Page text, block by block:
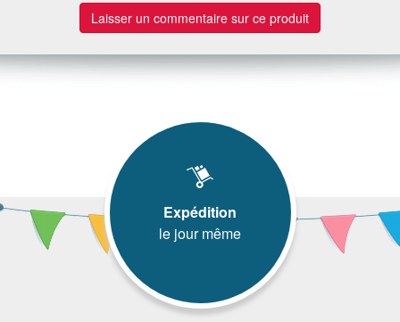
Laisser un commentaire sur ce produit
Expédition
le jour même